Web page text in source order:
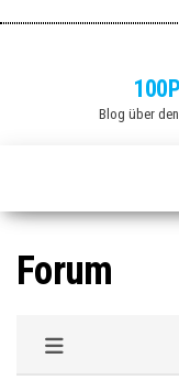
Blog über
Forum